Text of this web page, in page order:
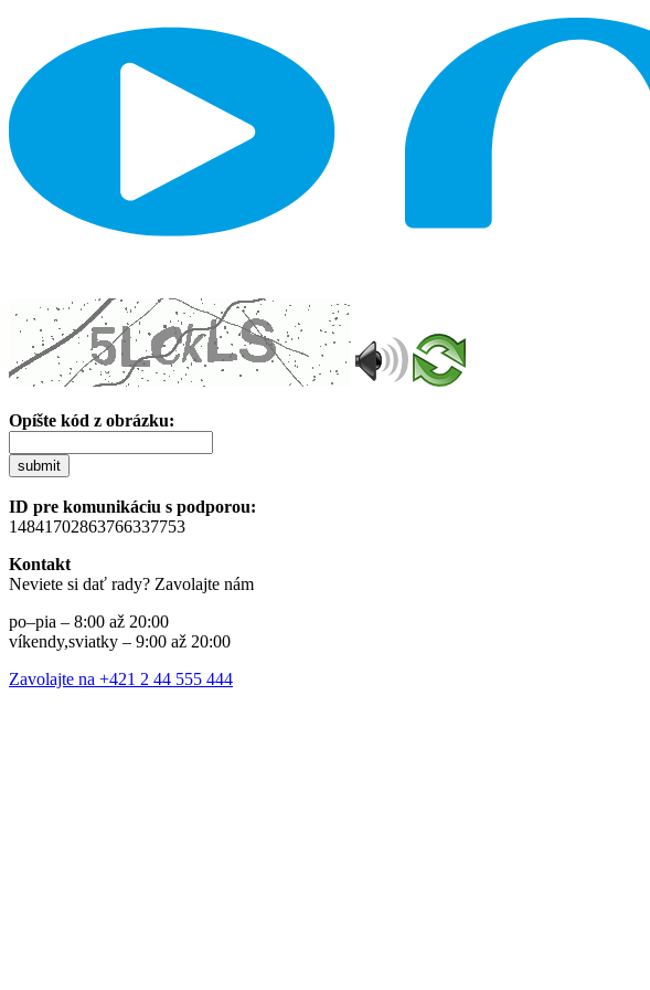
Opíšte kód z obrázku:
submit
ID pre komunikáciu s podporou:
14841702863766337753
Kontakt
Neviete si dať rady? Zavolajte nám
po–pia – 8:00 až 20:00
víkendy,sviatky – 9:00 až 20:00
Zavolajte na +421 2 44 555 444